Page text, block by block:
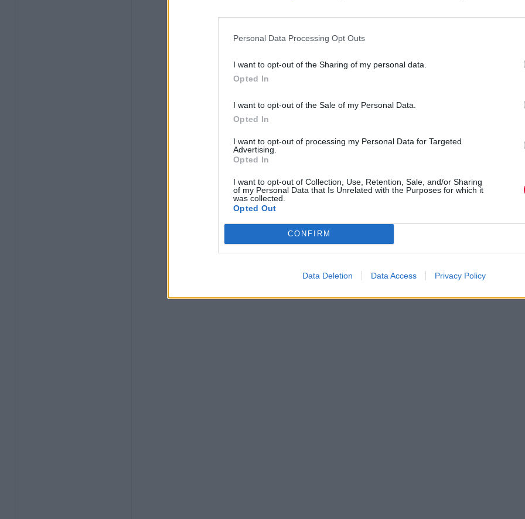
Personal Data Processing Opt Outs
I want to opt-out of the Sharing of my personal data.
Opted In
I want to opt-out of the Sale of my Personal Data.
Opted In
I want to opt-out of processing my Personal Data for Targeted
Advertising.
Opted In
I want to opt-out of Collection, Use, Retention, Sale, and/or Sharing
of my Personal Data that Is Unrelated with the Purposes for which it
was collected.
Opted Out
CONFIRM
Data Deletion Data Access Privacy Policy
Μαΐου
Knot την Πέμπτη 16